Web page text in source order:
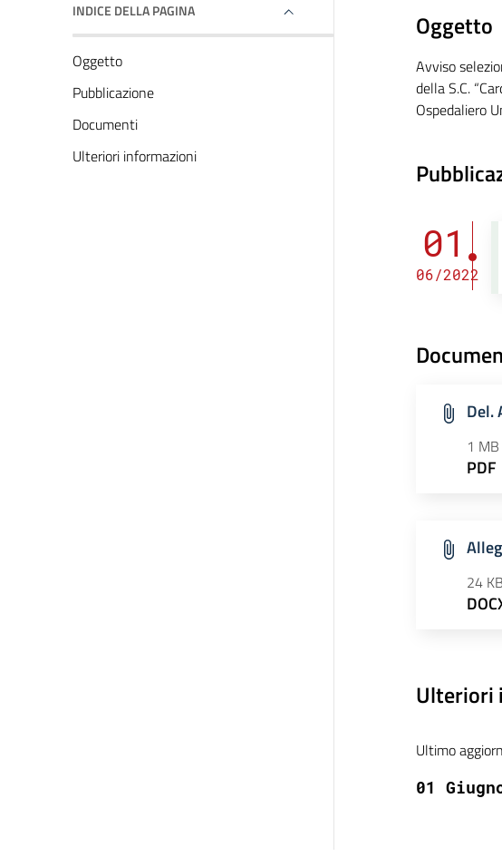
INDICE DELLA PAGINA
Oggetto
Pubblicazione
Documenti
Ulteriori informazioni
Oggetto
Avviso
della S.C.
Ospedaliero
01
06/2022
Del.
1 MB
PDF
24 KB
Ulteriori
Ultimo
01